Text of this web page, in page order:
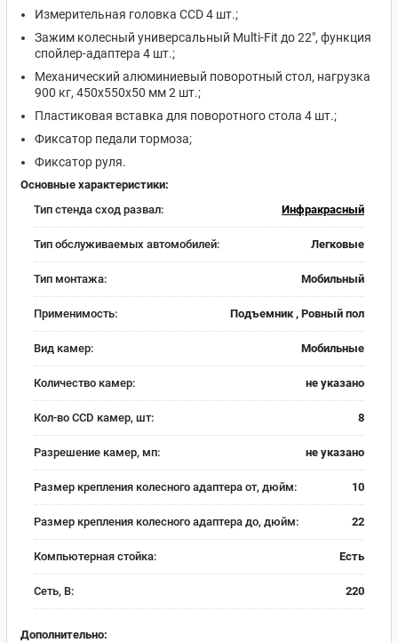
Измерительная головка CCD 4 шт.;
Зажим колесный универсальный Multi-Fit до 22", функция
спойлер-адаптера 4 шт.;
Механический алюминиевый поворотный стол, нагрузка
900 кг, 450x550x50 мм 2 шт.;
Пластиковая вставка для поворотного стола 4 шт.;
Фиксатор педали тормоза;
Фиксатор руля.
Основные характеристики:
Тип стенда сход развал:
Инфракрасный
Тип обслуживаемых автомобилей: Легковые
Тип монтажа: Мобильный
Применимость: Подъемник , Ровный пол
Вид камер: Мобильные
Количество камер: не указано
Кол-во CCD камер, шт: 8
Разрешение камер, мп: не указано
Размер крепления колесного адаптера от, дюйм: 10
Размер крепления колесного адаптера до, дюйм: 22
Компьютерная стойка: Есть
Сеть, В: 220
Дополнительно: